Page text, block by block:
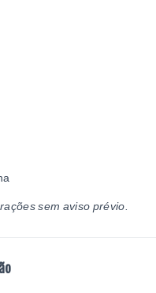
sem aviso prévio.